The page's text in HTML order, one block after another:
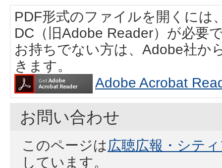
PDF形式のファイルを開くには
DC（旧Adobe Reader）が必要
お持ちでない方は、Adobe社か
きます。
Adobe Acrobat
お問い合わせ
このページは広聴広報・シテ
しています。